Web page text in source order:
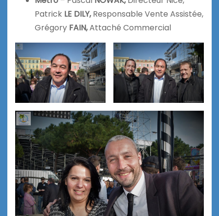
Patrick LE DILY,Responsable Vente Assistée,
Grégory FAIN,Attaché Commercial